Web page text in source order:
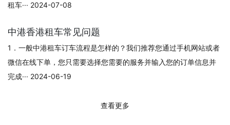
租车··· 2024-07-08
中港香港租车常见问题
1．一般中港租车订车流程是怎样的？我们推荐您通过手机网站或者
微信在线下单，您只需要选择您需要的服务并输入您的订单信息并
完成··· 2024-06-19
查看更多